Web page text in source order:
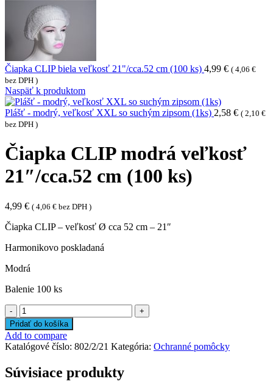
Čiapka CLIP biela veľkosť 21"/cca.52 cm (100 ks) 4,99 € ( 4,06 €
bez DPH )
Naspäť k produktom
Plášť - modrý, veľkosť XXL so suchým zipsom (1ks) 2,58 € ( 2,10 €
bez DPH )
Čiapka CLIP modrá veľkosť
21″/cca.52 cm (100 ks)
4,99 € ( 4,06 € bez DPH )
Čiapka CLIP – veľkosť Ø cca 52 cm – 21″
Harmonikovo poskladaná
Modrá
Balenie 100 ks
množstvo
Čiapka
CLIP
modrá
veľkosť
cm
Pridať do košíka
Add to compare
Katalógové číslo: 802/2/21 Kategória: Ochranné pomôcky
Súvisiace produkty